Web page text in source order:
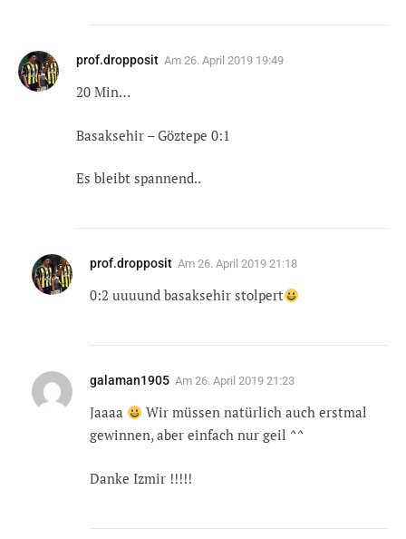
prof.dropposit Am 26. April 2019 19:49
20 Min…
Basaksehir – Göztepe 0:1
Es bleibt spannend..
prof.dropposit Am 26. April 2019 21:18
0:2 uuuund basaksehir stolpert
galaman1905 Am 26. April 2019 21:23
Jaaaa
Wir müssen natürlich auch erstmal
gewinnen, aber einfach nur geil ^^
Danke Izmir !!!!!